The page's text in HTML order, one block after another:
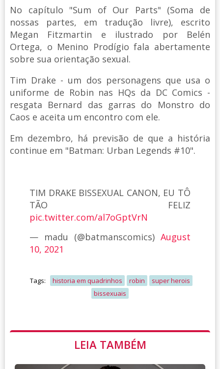
No capítulo "Sum of Our Parts" (Soma de
nossas partes, em tradução livre), escrito
Megan Fitzmartin e ilustrado por Belén
Ortega, o Menino Prodígio fala abertamente
sobre sua orientação sexual.
Tim Drake - um dos personagens que usa o
uniforme de Robin nas HQs da DC Comics -
resgata Bernard das garras do Monstro do
Caos e aceita um encontro com ele.
Em dezembro, há previsão de que a história
continue em "Batman: Urban Legends #10".
TIM DRAKE BISSEXUAL CANON, EU TÔ
TÃO FELIZ
pic.twitter.com/al7oGptVrN
— madu (@batmanscomics) August
10, 2021
Tags: historia em quadrinhos robin
super herois
bissexuais
LEIA TAMBÉM